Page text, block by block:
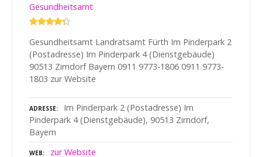
Gesundheitsamt
Gesundheitsamt Landratsamt Fürth Im Pinderpark 2
(Postadresse) Im Pinderpark 4 (Dienstgebäude)
90513 Zirndorf Bayern 0911 9773-1806 0911 9773-
1803 zur Website
ADRESSE
Im Pinderpark 2 (Postadresse) Im
Pinderpark 4 (Dienstgebäude), 90513 Zirndorf,
Bayern
WEB zur Website